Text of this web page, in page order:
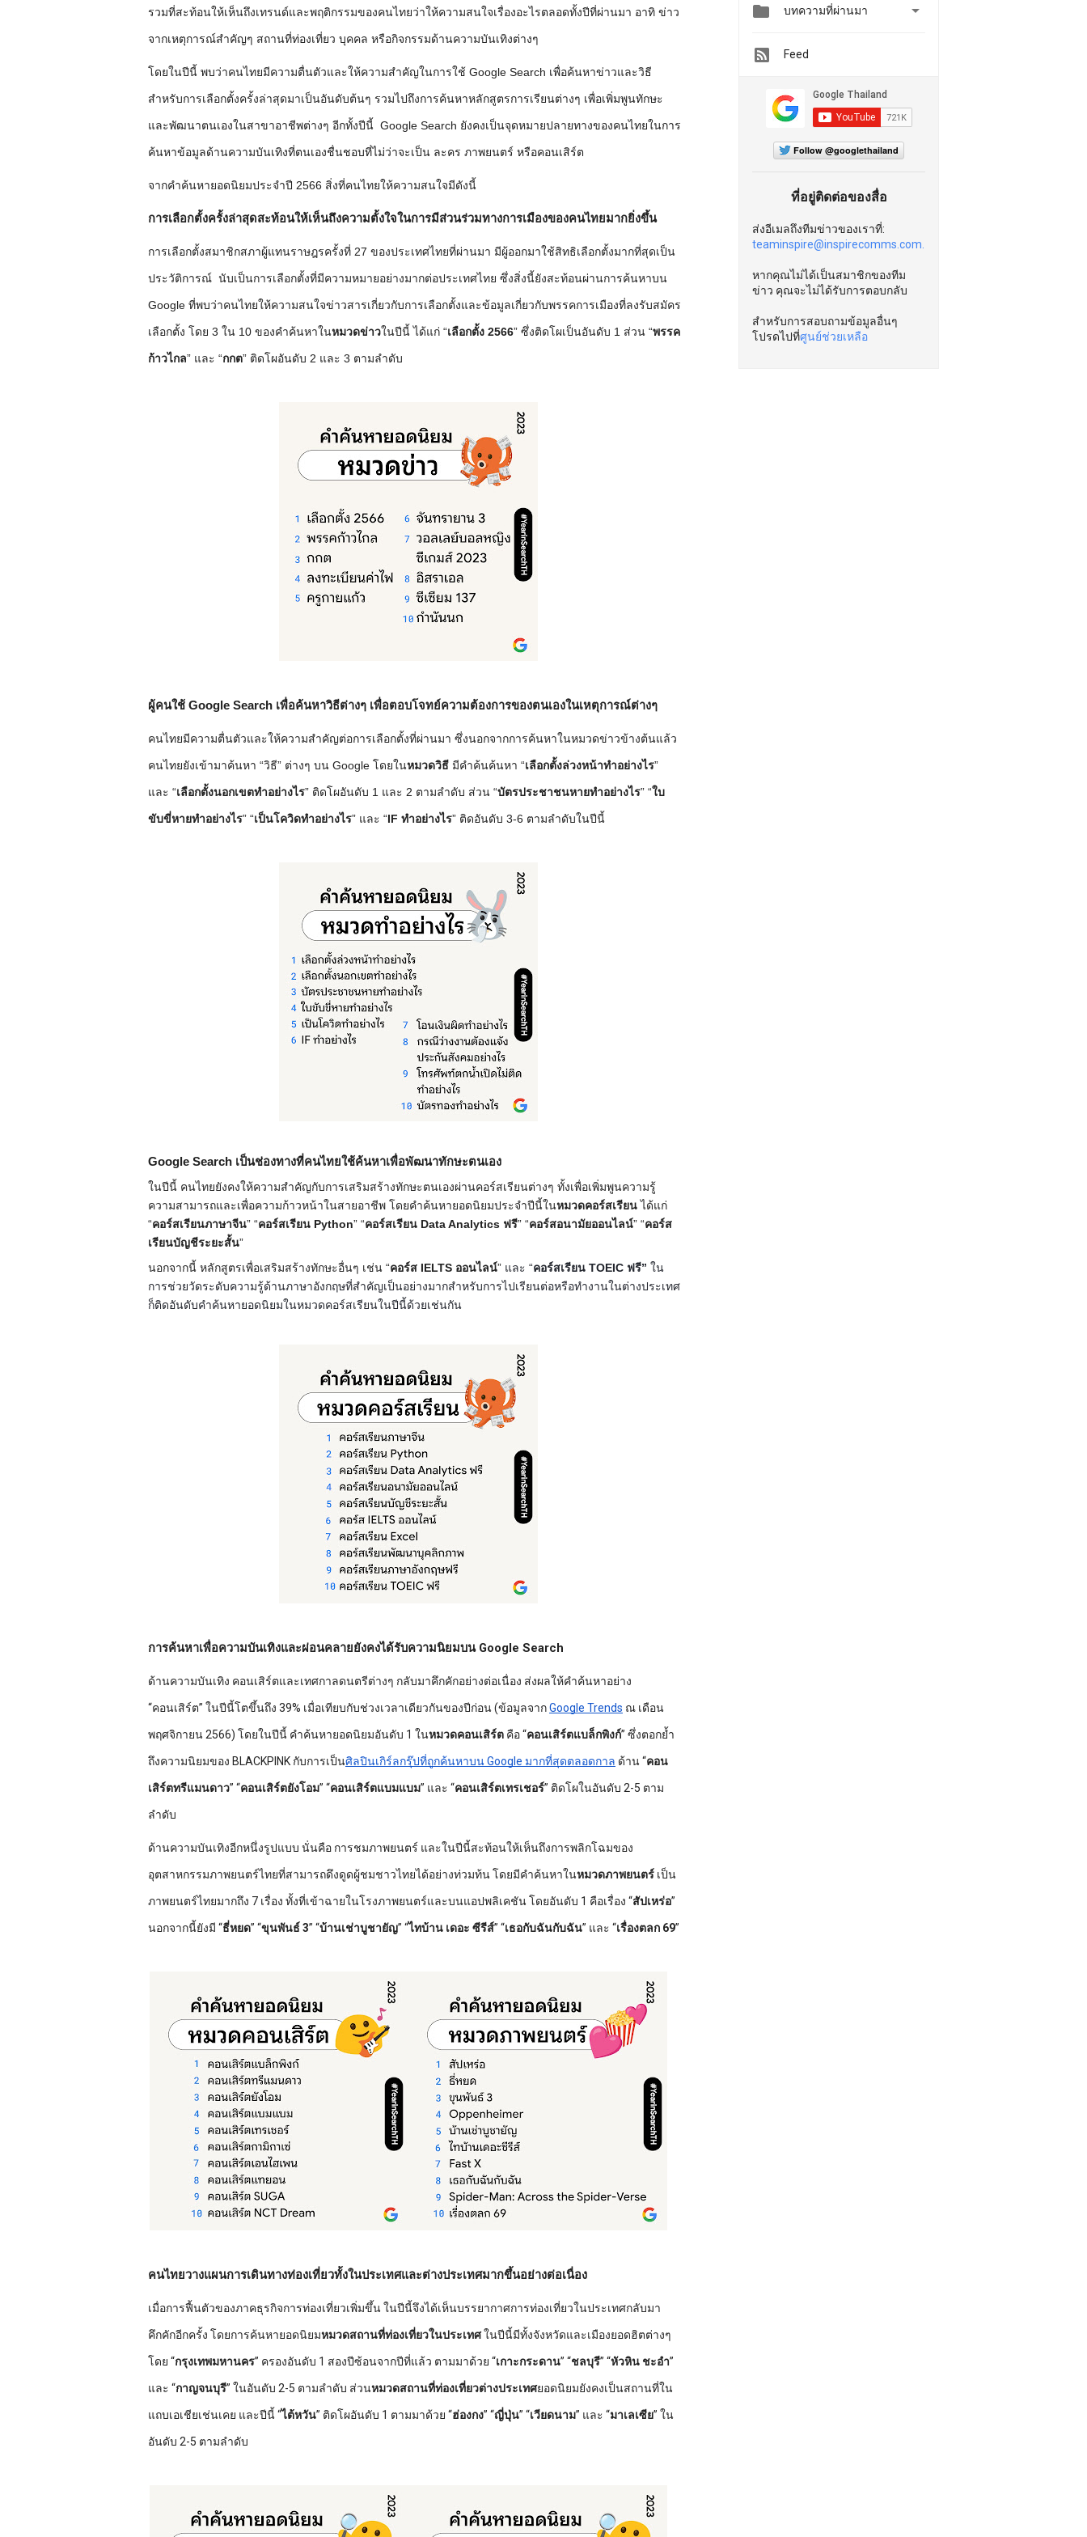
รวมที่สะท้อนให้เห็นถึงเทรนด์และพฤติกรรมของคนไทยว่าให้ความสนใจเรื่องอะไรตลอดทั้งปีที่ผ่านมา อาทิ ข่าว
จากเหตุการณ์สำคัญๆ สถานที่ท่องเที่ยว บุคคล หรือกิจกรรมด้านความบันเทิงต่างๆ
โดยในปีนี้ พบว่าคนไทยมีความตื่นตัวและให้ความสำคัญในการใช้ Google Search เพื่อค้นหาข่าวและวิธี
สำหรับการเลือกตั้งครั้งล่าสุดมาเป็นอันดับต้นๆ รวมไปถึงการค้นหาหลักสูตรการเรียนต่างๆ เพื่อเพิ่มพูนทักษะ
และพัฒนาตนเองในสาขาอาชีพต่างๆ อีกทั้งปีนี้ Google Search ยังคงเป็นจุดหมายปลายทางของคนไทยในการ
ค้นหาข้อมูลด้านความบันเทิงที่ตนเองชื่นชอบที่ไม่ว่าจะเป็น ละคร ภาพยนตร์ หรือคอนเสิร์ต
จากคำค้นหายอดนิยมประจำปี 2566 สิ่งที่คนไทยให้ความสนใจมีดังนี้
การเลือกตั้งครั้งล่าสุดสะท้อนให้เห็นถึงความตั้งใจในการมีส่วนร่วมทางการเมืองของคนไทยมากยิ่งขึ้น
การเลือกตั้งสมาชิกสภาผู้แทนราษฎรครั้งที่ 27 ของประเทศไทยที่ผ่านมา มีผู้ออกมาใช้สิทธิเลือกตั้งมากที่สุดเป็น
ประวัติการณ์ นับเป็นการเลือกตั้งที่มีความหมายอย่างมากต่อประเทศไทย ซึ่งสิ่งนี้ยังสะท้อนผ่านการค้นหาบน
Google ที่พบว่าคนไทยให้ความสนใจข่าวสารเกี่ยวกับการเลือกตั้งและข้อมูลเกี่ยวกับพรรคการเมืองที่ลงรับสมัคร
เลือกตั้ง โดย 3 ใน 10 ของคำค้นหาในหมวดข่าวในปีนี้ ได้แก่ “เลือกตั้ง 2566” ซึ่งติดโผเป็นอันดับ 1 ส่วน “พรรค
ก้าวไกล” และ “กกต” ติดโผอันดับ 2 และ 3 ตามลำดับ
ผู้คนใช้ Google Search เพื่อค้นหาวิธีต่างๆ เพื่อตอบโจทย์ความต้องการของตนเองในเหตุการณ์ต่างๆ
คนไทยมีความตื่นตัวและให้ความสำคัญต่อการเลือกตั้งที่ผ่านมา ซึ่งนอกจากการค้นหาในหมวดข่าวข้างต้นแล้ว
คนไทยยังเข้ามาค้นหา “วิธี” ต่างๆ บน Google โดยในหมวดวิธี มีคำค้นค้นหา “เลือกตั้งล่วงหน้าทำอย่างไร”
และ “เลือกตั้งนอกเขตทำอย่างไร” ติดโผอันดับ 1 และ 2 ตามลำดับ ส่วน “บัตรประชาชนหายทำอย่างไร” “ใบ
ขับขี่หายทำอย่างไร” “เป็นโควิดทำอย่างไร” และ “IF ทำอย่างไร” ติดอันดับ 3-6 ตามลำดับในปีนี้
Google Search เป็นช่องทางที่คนไทยใช้ค้นหาเพื่อพัฒนาทักษะตนเอง
ในปีนี้ คนไทยยังคงให้ความสำคัญกับการเสริมสร้างทักษะตนเองผ่านคอร์สเรียนต่างๆ ทั้งเพื่อเพิ่มพูนความรู้
ความสามารถและเพื่อความก้าวหน้าในสายอาชีพ โดยคำค้นหายอดนิยมประจำปีนี้ในหมวดคอร์สเรียนได้แก่
“คอร์สเรียนภาษาจีน” “คอร์สเรียน Python” “คอร์สเรียน Data Analytics ฟรี” “คอร์สอนามัยออนไลน์” “คอร์ส
เรียนบัญชีระยะสั้น”
นอกจากนี้ หลักสูตรเพื่อเสริมสร้างทักษะอื่นๆ เช่น “คอร์ส IELTS ออนไลน์” และ “คอร์สเรียน TOEIC ฟรี” ใน
การช่วยวัดระดับความรู้ด้านภาษาอังกฤษที่สำคัญเป็นอย่างมากสำหรับการไปเรียนต่อหรือทำงานในต่างประเทศ
ก็ติดอันดับคำค้นหายอดนิยมในหมวดคอร์สเรียนในปีนี้ด้วยเช่นกัน
การค้นหาเพื่อความบันเทิงและผ่อนคลายยังคงได้รับความนิยมบน Google Search
ด้านความบันเทิง คอนเสิร์ตและเทศกาลดนตรีต่างๆ กลับมาคึกคักอย่างต่อเนื่อง ส่งผลให้คำค้นหาอย่าง
“คอนเสิร์ต” ในปีนี้โตขึ้นถึง 39% เมื่อเทียบกับช่วงเวลาเดียวกันของปีก่อน (ข้อมูลจากGoogle Trends ณ เดือน
พฤศจิกายน 2566) โดยในปีนี้ คำค้นหายอดนิยมอันดับ 1 ในหมวดคอนเสิร์ต คือ “คอนเสิร์ตแบล็กพิงก์” ซึ่งตอกย้ำ
ถึงความนิยมของ BLACKPINK กับการเป็นศิลปินเกิร์ลกรุ๊ปที่ถูกค้นหาบน Google มากที่สุดตลอดกาล ด้าน “คอน
เสิร์ตทรีแมนดาว” “คอนเสิร์ตยังโอม” “คอนเสิร์ตแบมแบม” และ “คอนเสิร์ตเทรเชอร์” ติดโผในอันดับ 2-5 ตาม
ลำดับ
ด้านความบันเทิงอีกหนึ่งรูปแบบ นั่นคือ การชมภาพยนตร์ และในปีนี้สะท้อนให้เห็นถึงการพลิกโฉมของ
อุตสาหกรรมภาพยนตร์ไทยที่สามารถดึงดูดผู้ชมชาวไทยได้อย่างท่วมท้น โดยมีคำค้นหาในหมวดภาพยนตร์ เป็น
ภาพยนตร์ไทยมากถึง 7 เรื่อง ทั้งที่เข้าฉายในโรงภาพยนตร์และบนแอปพลิเคชัน โดยอันดับ 1 คือเรื่อง “สัปเหร่อ”
นอกจากนี้ยังมี “ธี่หยด” “ขุนพันธ์ 3” “บ้านเช่าบูชายัญ” “ไทบ้าน เดอะ ซีรีส์” “เธอกับฉันกับฉัน” และ “เรื่องตลก 69”
คนไทยวางแผนการเดินทางท่องเที่ยวทั้งในประเทศและต่างประเทศมากขึ้นอย่างต่อเนื่อง
เมื่อการฟื้นตัวของภาคธุรกิจการท่องเที่ยวเพิ่มขึ้น ในปีนี้จึงได้เห็นบรรยากาศการท่องเที่ยวในประเทศกลับมา
คึกคักอีกครั้ง โดยการค้นหายอดนิยมหมวดสถานที่ท่องเที่ยวในประเทศในปีนี้มีทั้งจังหวัดและเมืองยอดฮิตต่างๆ
โดย “กรุงเทพมหานคร” ครองอันดับ 1 สองปีซ้อนจากปีที่แล้ว ตามมาด้วย “เกาะกระดาน” “ชลบุรี” “หัวหิน ชะอำ”
และ “กาญจนบุรี” ในอันดับ 2-5 ตามลำดับ ส่วนหมวดสถานที่ท่องเที่ยวต่างประเทศยอดนิยมยังคงเป็นสถานที่ใน
แถบเอเชียเช่นเคย และปีนี้ “ไต้หวัน” ติดโผอันดับ 1 ตามมาด้วย “ฮ่องกง” “ญี่ปุ่น” “เวียดนาม” และ “มาเลเซีย” ใน
อันดับ 2-5 ตามลำดับ
 บทความที่ผ่านมา 
Feed
Follow @googlethailand
ที่อยู่ติดต่อของสื่อ
ส่งอีเมลถึงทีมข่าวของเราที่:
teaminspire@inspirecomms.com.
หากคุณไม่ได้เป็นสมาชิกของทีม
ข่าว คุณจะไม่ได้รับการตอบกลับ
สำหรับการสอบถามข้อมูลอื่นๆ
โปรดไปที่ศูนย์ช่วยเหลือ